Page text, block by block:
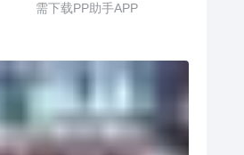
需 下 载 P P 助 手 A P P